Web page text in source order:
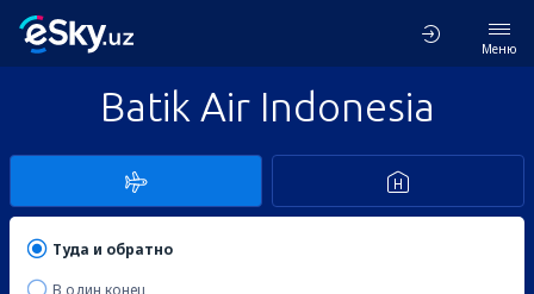
Меню
Batik Air Indonesia
Туда и обратно
В один конец